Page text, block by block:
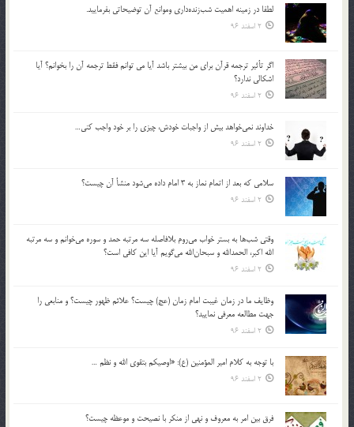
لطفا در زمينه اهميت شب‌زنده‌داري وموانع آن توضيحاتي بفرماييد.
2 اسفند 96
اگر تأثير ترجمه قرآن براي من بيشتر باشد آيا مي توانم فقط ترجمه آن را بخوانم؟ آيا
اشكالي ندارد؟
2 اسفند 96
خداوند نمي‌خواهد بيش از واجبات خودش، چيزي را بر خود واجب كني…
2 اسفند 96
سلامي كه بعد از اتمام نماز به 3 امام داده مي‌شود منشأ آن چيست؟
2 اسفند 96
وقتي شب‌ها به بستر خواب مي‌روم بلافاصله سه مرتبه حمد و سوره مي‌خوانم و سه مرتبه
الله اكبر، الحمدالله و سبحان‌الله مي‌گويم آيا اين كافي است؟
2 اسفند 96
وظايف ما در زمان غيبت امام زمان (عج) چيست؟ علائم ظهور چيست؟ و منابعي را
جهت مطالعه معرفي نماييد؟
2 اسفند 96
با توجه به كلام امير المؤمنين (ع): «اوصيكم بتقوي الله و نظم …
2 اسفند 96
فرق بين امر به معروف و نهي از منكر با نصيحت و موعظه چيست؟